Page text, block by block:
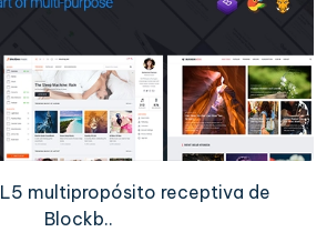
multipropósito receptiva de
Blockb..